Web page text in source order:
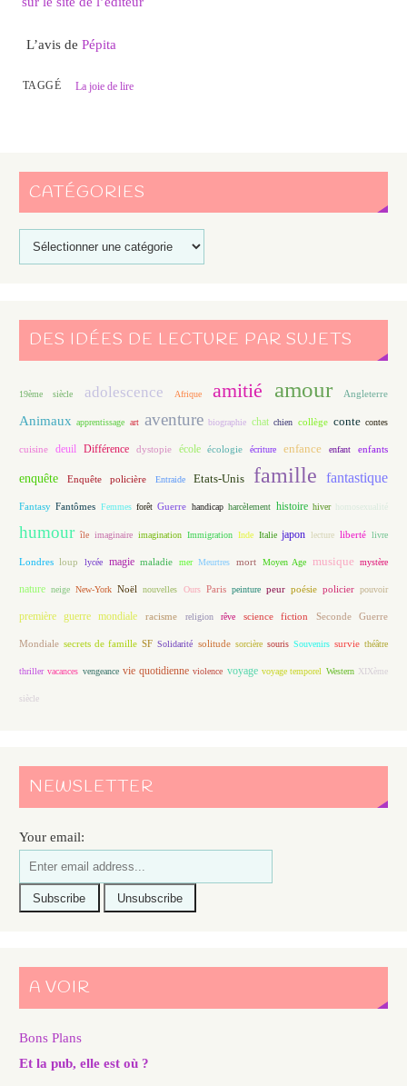
L’avis de Pépita
TAGGÉ La joie de lire
CATÉGORIES
DES IDÉES DE LECTURE PAR SUJETS
19ème siècle adolescence Afrique amitié amour Angleterre
Animaux apprentissage art aventure biographie chat chien collège conte contes
cuisine deuil Différence dystopie école écologie écriture enfance enfant enfants
enquête Enquête policière Entraide Etats-Unis famille fantastique
Fantasy Fantômes Femmes forêt Guerre handicap harcèlement histoire hiver homosexualité
humour île imaginaire imagination Immigration Inde Italie japon lecture liberté livre
Londres loup lycée magie maladie mer Meurtres mort Moyen Age musique mystère
nature neige New-York Noël nouvelles Ours Paris peinture peur poésie policier pouvoir
première guerre mondiale racisme religion rêve science fiction Seconde Guerre
Mondiale secrets de famille SF Solidarité solitude sorcière souris Souvenirs survie théâtre
thriller vacances vengeance vie quotidienne violence voyage voyage temporel Western XIXème
siècle
NEWSLETTER
Your email:
A VOIR
Bons Plans
Et la pub, elle est où ?